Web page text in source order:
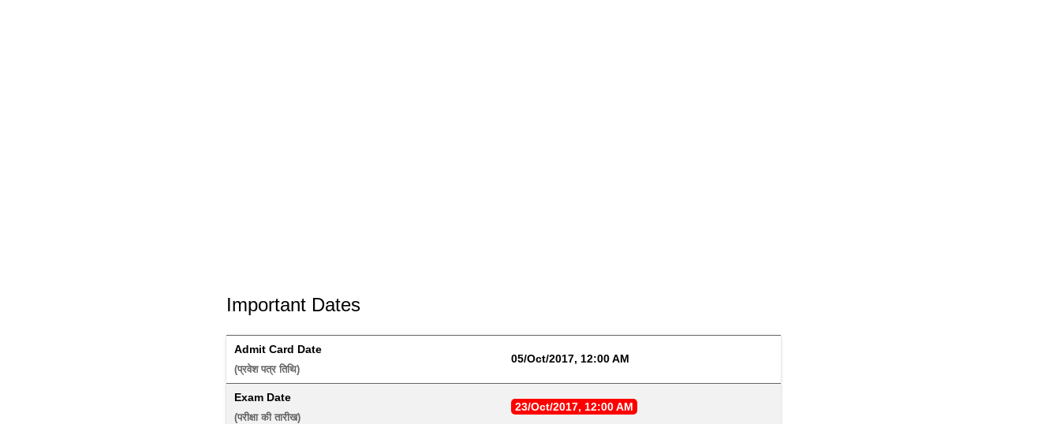
Important Dates
Admit Card Date
(प्रवेश पत्र तिथि)
05/Oct/2017, 12:00 AM
Exam Date
(परीक्षा की तारीख)
23/Oct/2017, 12:00 AM